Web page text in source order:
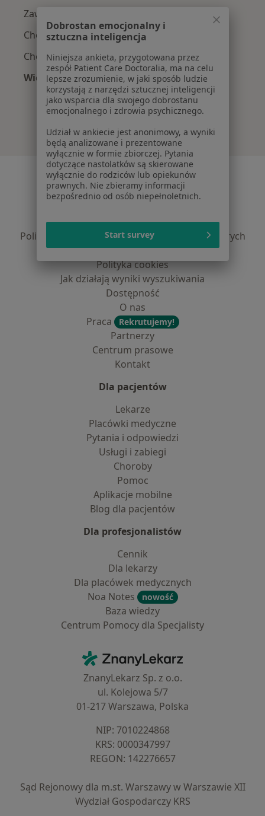
Zawroty głowy w Gdyni
Choroby neurologiczne w Gdyni
Choroba Parkinsona w Gdyni
Więcej (15)
Więcej w kategorii: Najczęście leczone
Serwis
Regulamin
Polityka prywatności profesjonalistów
Polityka prywatności dla profesjonalistów, których
dane pozyskaliśmy samodzielnie
Polityka cookies
Jak działają wyniki wyszukiwania
Dostępność
O nas
Praca
Rekrutujemy!
Partnerzy
Centrum prasowe
Kontakt
Dla pacjentów
Lekarze
Placówki medyczne
Pytania i odpowiedzi
Usługi i zabiegi
Choroby
Pomoc
Aplikacje mobilne
Blog dla pacjentów
Dla profesjonalistów
Cennik
Dla lekarzy
Dla placówek medycznych
Noa Notes
nowość
Baza wiedzy
Centrum Pomocy dla Specjalisty
ZnanyLekarz - Strona główna
ZnanyLekarz Sp. z o.o.
ul. Kolejowa 5/7
01-217 Warszawa, Polska
NIP: ⁠7010224868
KRS: ⁠0000347997
REGON: ⁠142276657
Sąd Rejonowy dla m.st. Warszawy w Warszawie XII
Wydział Gospodarczy KRS
Dobrostan emocjonalny i
sztuczna inteligencja
Niniejsza ankieta, przygotowana przez
zespół Patient Care Doctoralia, ma na celu
lepsze zrozumienie, w jaki sposób ludzie
korzystają z narzędzi sztucznej inteligencji
jako wsparcia dla swojego dobrostanu
emocjonalnego i zdrowia psychicznego.
Udział w ankiecie jest anonimowy, a wyniki
będą analizowane i prezentowane
wyłącznie w formie zbiorczej. Pytania
dotyczące nastolatków są skierowane
wyłącznie do rodziców lub opiekunów
prawnych. Nie zbieramy informacji
bezpośrednio od osób niepełnoletnich.
Start survey